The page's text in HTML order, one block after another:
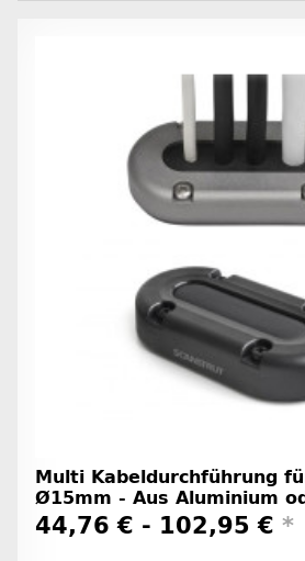
Multi Kabeldurchführung
Ø15mm - Aus Aluminium
44,76 € - 102,95 € *